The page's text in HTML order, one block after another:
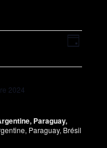
Navigation
parde
Jour
2024
Paraguay,
Paraguay, Brésil